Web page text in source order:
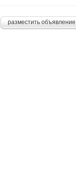
разместить объявление